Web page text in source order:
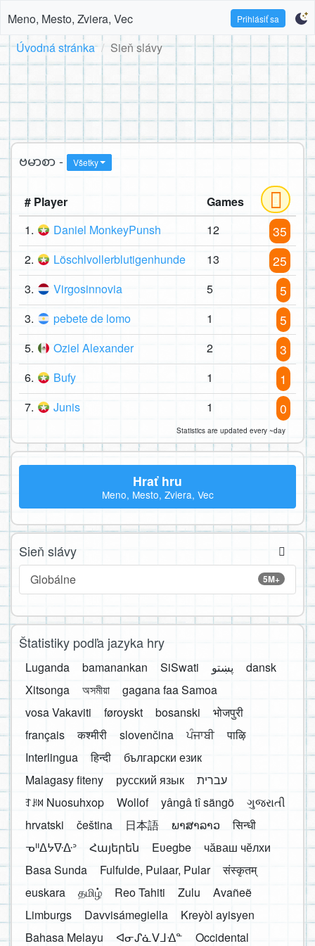
Meno, Mesto, Zviera, Vec Prihlásiť sa
Úvodná stránka Sieň slávy
ဗမာစာ - Všetky
# Player
Games
1.
Daniel MonkeyPunsh 12 35
2. Löschlvollerblutigenhunde 13 25
3. Virgosinnovia 5 5
3. pebete de lomo 1 5
5. Oziel Alexander 2 3
6. Bufy 1 1
7. Junis 1 0
Statistics are updated every ~day
Hrať hru
Meno, Mesto, Zviera, Vec
Sieň slávy
5M+
Globálne
Štatistiky podľa jazyka hry
Luganda bamanankan SiSwati پښتو
dansk
Xitsonga
অসমীয়া
gagana faa Samoa
vosa Vakaviti
føroyskt bosanski
भोजपुरी
français
कश्मीरी slovenčina ਪੰਜਾਬੀ
पाऴि
Interlingua
हिन्दी
български език
Malagasy fiteny
русский язык
עברית
ꆈꌠ꒿ Nuosuhxop
Wollof yângâ tî sängö
ગુજરાતી
hrvatski
čeština 日本語 ພາສາລາວ
सिन्धी
ᓀᐦᐃᔭᐍᐏᐣ
Հայերեն Eʋegbe
чӑваш чӗлхи
Basa Sunda
Fulfulde, Pulaar, Pular
संस्कृतम्
euskara
தமிழ் Reo Tahiti Zulu
Avañeẽ
Limburgs
Davvisámegiella
Kreyòl ayisyen
Bahasa Melayu
ᐊᓂᔑᓈᐯᒧᐎᓐ
Occidental